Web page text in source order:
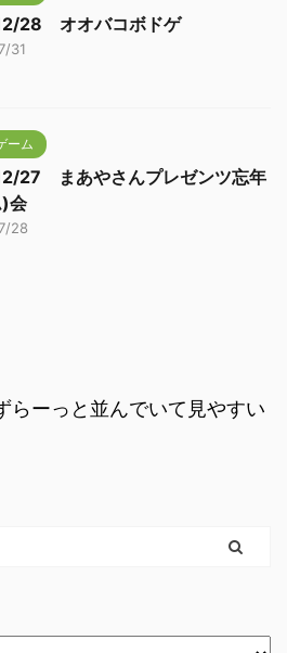
28 オオバコボドゲ
31
ーム
27 まあやさんプレゼンツ忘年
会
28
らーっと並んでいて見やすい